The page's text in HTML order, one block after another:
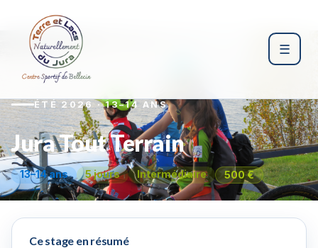
☰
Stages d'été 2026
ÉTÉ 2026 · 13–14 ANS
Jura Tout Terrain
13–14 ans 5 jours Intermédiaire 500 €
Ce stage en résumé